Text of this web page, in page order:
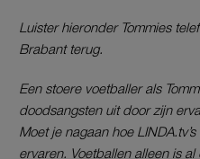
Luister hieronder Tommies
Brabant terug.
Een stoere voetballer als
doodsangsten uit door zijn
Moet je nagaan hoe
ervaren. Voetballen alleen is